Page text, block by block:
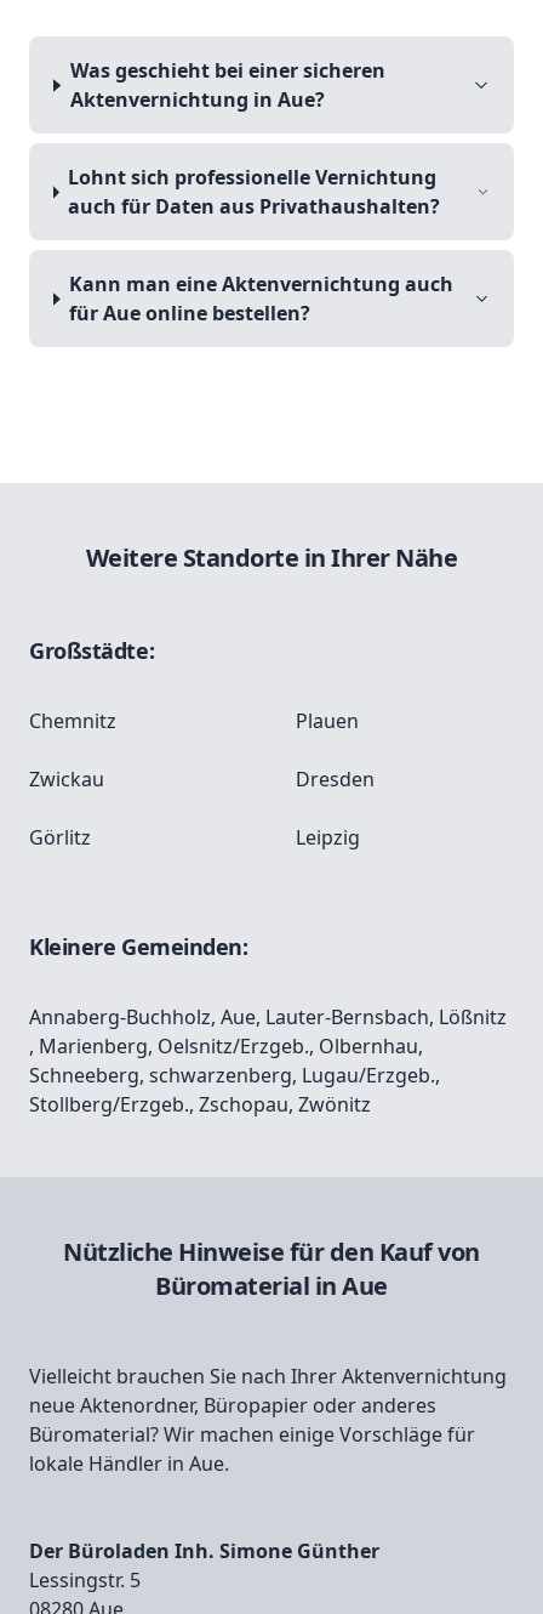
Was geschieht bei einer sicheren
Aktenvernichtung in Aue?
Lohnt sich professionelle Vernichtung
auch für Daten aus Privathaushalten?
Kann man eine Aktenvernichtung auch
für Aue online bestellen?
Weitere Standorte in Ihrer Nähe
Großstädte:
Chemnitz Plauen
Zwickau Dresden
Görlitz Leipzig
Kleinere Gemeinden:
Annaberg-Buchholz, Aue, Lauter-Bernsbach, Lößnitz
, Marienberg, Oelsnitz/Erzgeb., Olbernhau,
Schneeberg, schwarzenberg, Lugau/Erzgeb.,
Stollberg/Erzgeb., Zschopau, Zwönitz
Nützliche Hinweise für den Kauf von
Büromaterial in Aue
Vielleicht brauchen Sie nach Ihrer Aktenvernichtung
neue Aktenordner, Büropapier oder anderes
Büromaterial? Wir machen einige Vorschläge für
lokale Händler in Aue.
Der Büroladen Inh. Simone Günther
Lessingstr. 5